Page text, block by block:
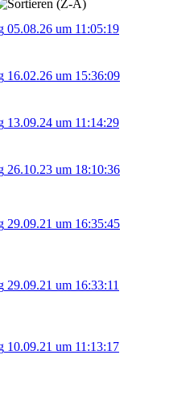
05.08.26 um 11:05:19
16.02.26 um 15:36:09
13.09.24 um 11:14:29
26.10.23 um 18:10:36
29.09.21 um 16:35:45
29.09.21 um 16:33:11
10.09.21 um 11:13:17